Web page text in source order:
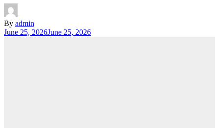
By admin
June 25, 2026June 25, 2026